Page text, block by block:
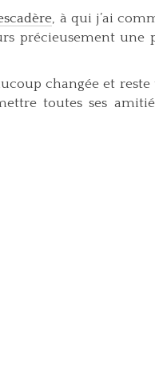
, à qui j’ai
précieusement une
changée et reste
toutes ses